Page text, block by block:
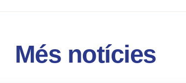
Més notícies